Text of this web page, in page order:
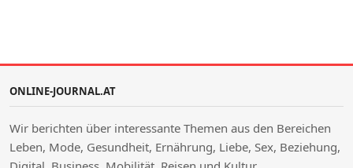
ONLINE-JOURNAL.AT
Wir berichten über interessante Themen aus den Bereichen
Leben, Mode, Gesundheit, Ernährung, Liebe, Sex, Beziehung,